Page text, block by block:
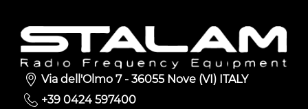
Via dell'Olmo 7 - 36055 Nove (VI) ITALY
+39 0424 597400